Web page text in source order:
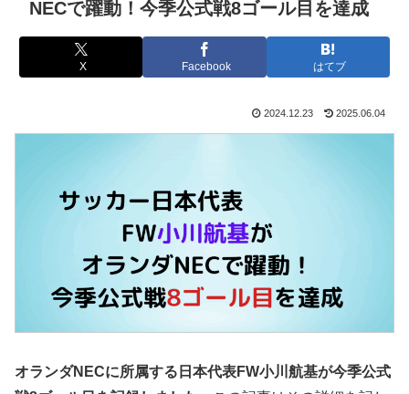
NECで躍動！今季公式戦8ゴール目を達成
X Facebook はてブ
2024.12.23 2025.06.04
オランダNECに所属する日本代表FW小川航基が今季公式